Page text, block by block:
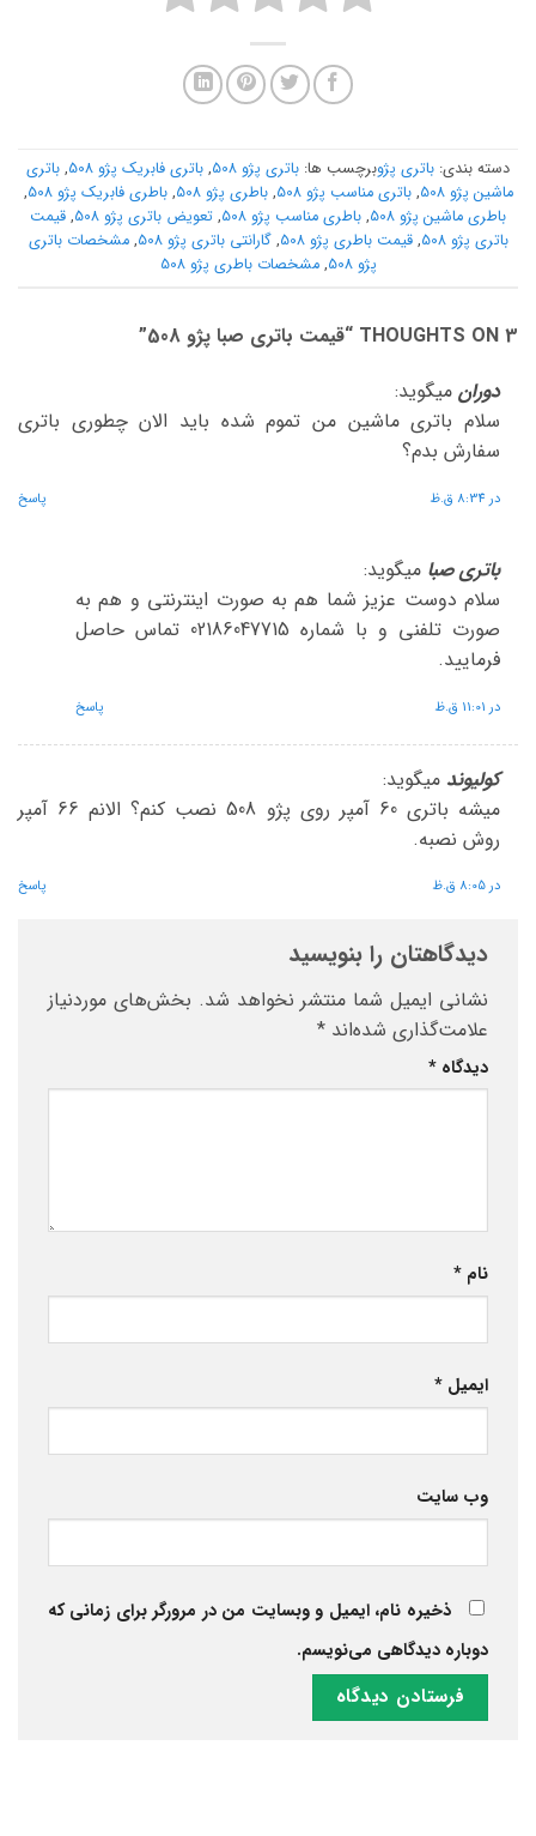
دسته بندی: باتری پژوبرچسب ها: باتری پژو 508 , باتری فابریک پژو 508 , باتری
ماشین پژو 508
,باتری مناسب پژو 508 ,باطری پژو 508 ,باطری فابریک پژو 508
,
باطری ماشین پژو 508
, باطری مناسب پژو 508 , تعویض باتری پژو 508 , قیمت
باتری پژو 508
,قیمت باطری پژو 508 ,گارانتی باتری پژو 508 ,مشخصات باتری
پژو 508
,مشخصات باطری پژو 508
3 THOUGHTS ON “ قیمت باتری صبا پژو 508
”
دوران میگوید:
سلام باتری ماشین من تموم شده باید الان چطوری باتری
سفارش بدم؟
در 8:34 ق.ظ پاسخ
باتری صبا میگوید:
سلام دوست عزیز شما هم به صورت اینترنتی و هم به
صورت تلفنی و با شماره 02186047715 تماس حاصل
فرمایید.
در 11:01 ق.ظ پاسخ
کولیوند میگوید:
میشه باتری 60 آمپر روی پژو 508 نصب کنم؟ الانم 66 آمپر
روش نصبه.
در 8:05 ق.ظ پاسخ
دیدگاهتان را بنویسید
نشانی ایمیل شما منتشر نخواهد شد. بخش‌های موردنیاز
علامت‌گذاری شده‌اند *
دیدگاه *
نام *
ایمیل *
وب‌ سایت
ذخیره نام، ایمیل و وبسایت من در مرورگر برای زمانی که
دوباره دیدگاهی می‌نویسم.